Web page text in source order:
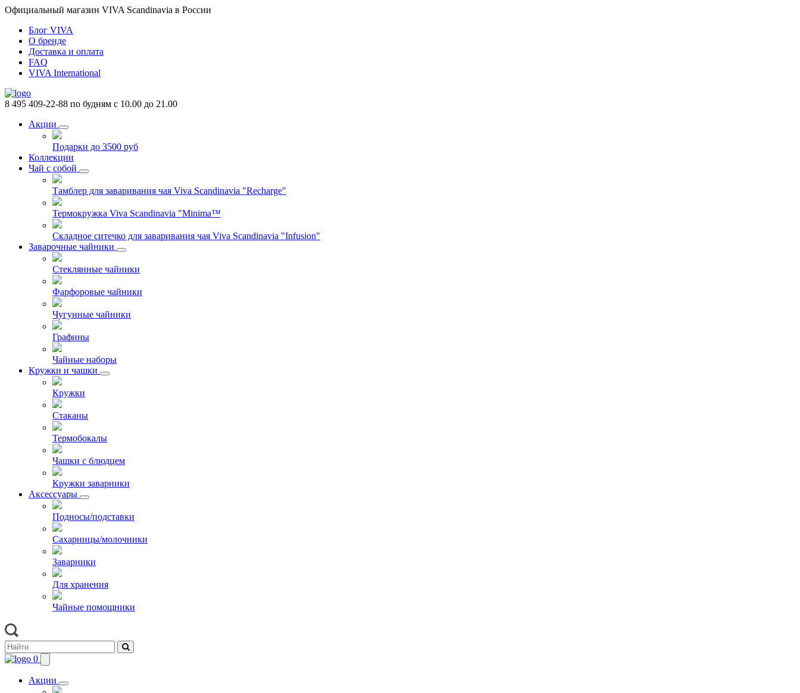
Официальный магазин VIVA Scandinavia в России
Блог VIVA
О бренде
Доставка и оплата
FAQ
VIVA International
8 495 409-22-88 по будням с 10.00 до 21.00
Акции
Подарки до 3500 руб
Коллекции
Чай с собой
Тамблер для заваривания чая Viva Scandinavia "Recharge"
Термокружка Viva Scandinavia "Minima™
Складное ситечко для заваривания чая Viva Scandinavia "Infusion"
Заварочные чайники
Стеклянные чайники
Фарфоровые чайники
Чугунные чайники
Графины
Чайные наборы
Кружки и чашки
Кружки
Стаканы
Термобокалы
Чашки с блюдцем
Кружки заварники
Аксессуары
Подносы/подставки
Сахарницы/молочники
Заварники
Для хранения
Чайные помощники
0
Акции